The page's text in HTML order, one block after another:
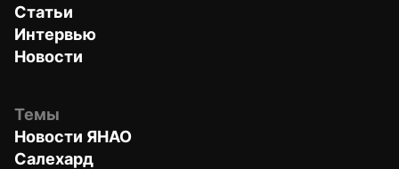
Статьи
Интервью
Новости
Темы
Новости ЯНАО
Салехард